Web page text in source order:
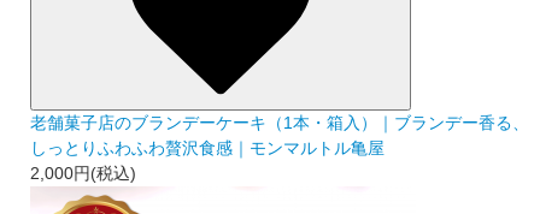
老舗菓子店のブランデーケーキ（1本・箱入）｜ブランデー香る、
しっとりふわふわ贅沢食感｜モンマルトル亀屋
2,000円(税込)